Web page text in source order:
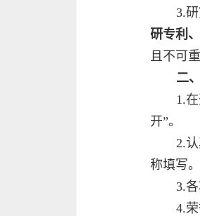
3.
研专利
且不可
二
1.
开”。
2.
称填写。
3.
4.